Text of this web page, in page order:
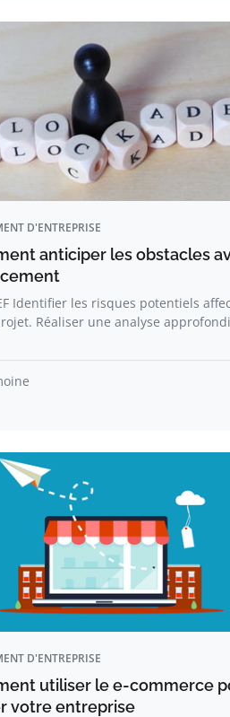
D'ENTREPRISE
anticiper les obstacles
Identifier les risques potentiels
Réaliser une analyse
D'ENTREPRISE
utiliser le e-commerce
votre entreprise